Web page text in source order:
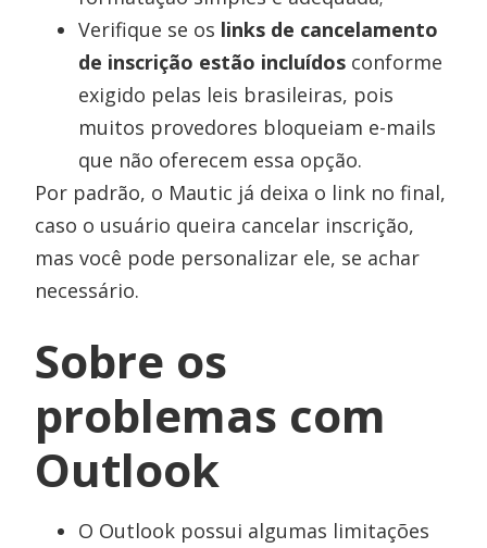
Verifique se os links de cancelamento
de inscrição estão incluídos conforme
exigido pelas leis brasileiras, pois
muitos provedores bloqueiam e-mails
que não oferecem essa opção.
Por padrão, o Mautic já deixa o link no final,
caso o usuário queira cancelar inscrição,
mas você pode personalizar ele, se achar
necessário.
Sobre os
problemas com
Outlook
O Outlook possui algumas limitações